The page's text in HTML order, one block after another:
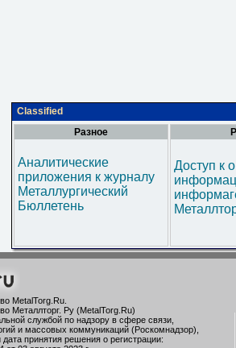
Classified
Разное
Аналитические
приложения к журналу
Металлургический
Бюллетень
Доступ к
MetalTorg.Ru
Металлторг. Ру (MetalTorg.Ru)
службой по надзору в сфере связи,
и массовых коммуникаций (Роскомнадзор),
принятия решения о регистрации: